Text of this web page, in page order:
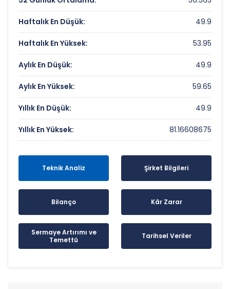
Haftalık En Düşük: 49.9
Haftalık En Yüksek: 53.95
Aylık En Düşük: 49.9
Aylık En Yüksek: 59.65
Yıllık En Düşük: 49.9
Yıllık En Yüksek: 81.16608675
Teknik Analiz Şirket Bilgileri
Bilanço Kâr Zarar
Sermaye Artırımı ve
Temettü
Tarihsel Veriler